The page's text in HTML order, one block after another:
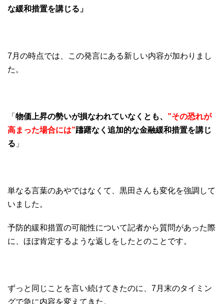
な緩和措置を講じる」
7月の時点では、この発言にある新しい内容が加わりまし
た。
「 物価上昇の勢いが損なわれていなくとも、 ”その恐れが
高まった場合には”躊躇なく追加的な金融緩和措置を講じ
る 」
単なる言葉のあやではなくて、黒田さんも変化を強調して
いました。
予防的緩和措置の可能性について記者から質問があった際
に、ほぼ肯定するような返しをしたとのことです。
ずっと同じことを言い続けてきたのに、7月末のタイミン
グで急に内容を変えてきた。